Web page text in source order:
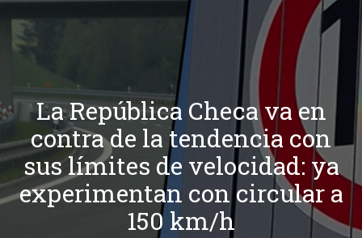
La República Checa va en
contra de la tendencia con
sus límites de velocidad: ya
experimentan con circular a
150 km/h